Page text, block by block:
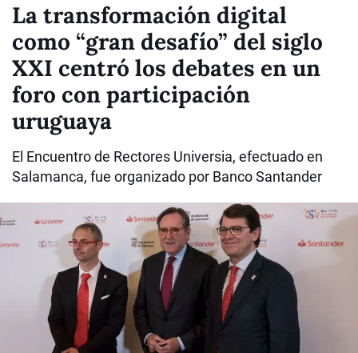
La transformación digital
como “gran desafío” del siglo
XXI centró los debates en un
foro con participación
uruguaya
El Encuentro de Rectores Universia, efectuado en
Salamanca, fue organizado por Banco Santander